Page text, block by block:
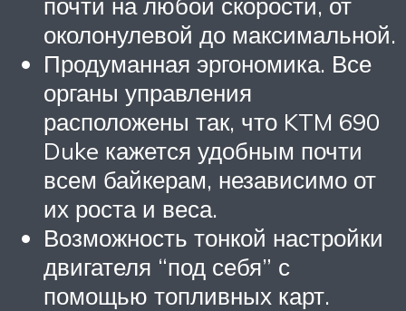
околонулевой до максимальной.
Продуманная эргономика. Все
органы управления
расположены так, что KTM 690
Duke кажется удобным почти
всем байкерам, независимо от
их роста и веса.
Возможность тонкой настройки
двигателя “под себя” с
помощью топливных карт.